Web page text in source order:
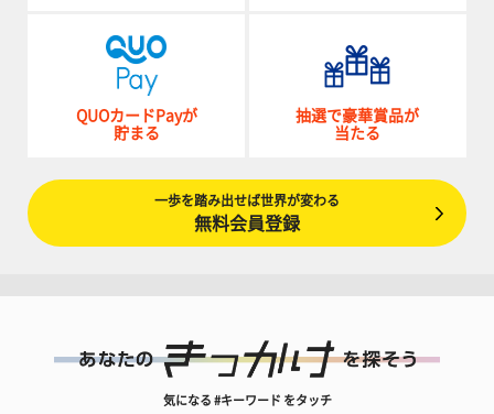
QUOカードPayが
貯まる
抽選で豪華賞品が
当たる
一歩を踏み出せば世界が変わる
無料会員登録
気になる #キーワード をタッチ